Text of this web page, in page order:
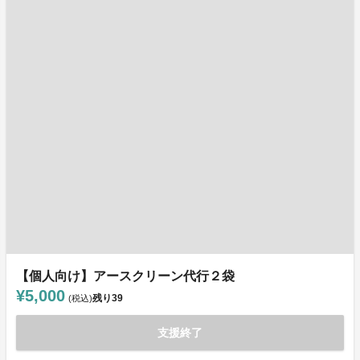
【個人向け】アースクリーン代行２袋
¥5,000 (税込)残り39
支援終了